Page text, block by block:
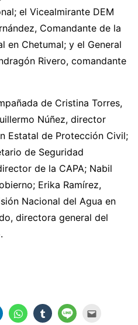
el Vicealmirante DEM
Comandante de la
en Chetumal; y el General
Rivero, comandante
de Cristina Torres,
Núñez, director
Estatal de Protección Civil;
de Seguridad
de la CAPA; Nabil
Erika Ramírez,
Nacional del Agua en
directora general del